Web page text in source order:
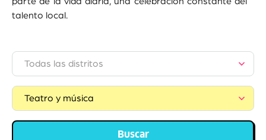
talento local.
Buscar